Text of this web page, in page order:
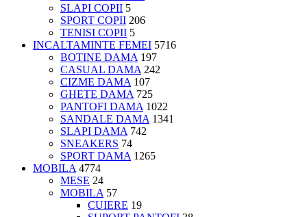
SLAPI COPII 5
SPORT COPII 206
TENISI COPII 5
INCALTAMINTE FEMEI 5716
BOTINE DAMA 197
CASUAL DAMA 242
CIZME DAMA 107
GHETE DAMA 725
PANTOFI DAMA 1022
SANDALE DAMA 1341
SLAPI DAMA 742
SNEAKERS 74
SPORT DAMA 1265
MOBILA 4774
MESE 24
MOBILA 57
CUIERE 19